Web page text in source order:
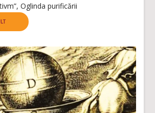
Oglinda purificării